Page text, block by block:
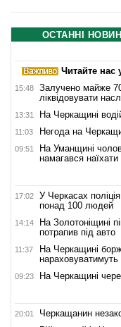
ОСТАННІ
Читайте нас
15:48
Залучено майже
ліквідовувати
13:31 На Черкащині
11:03 Негода на
09:51
На Уманщині
намагався
17:02
У Черкасах
понад 100 людей
14:14
На Золотоніщині
потрапив під авто
11:37
На Черкащині
нараховуватимуть
09:23 На Черкащині
20:01 Черкащанин